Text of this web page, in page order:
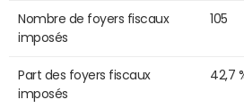
Nombre de foyers fiscaux
imposés
105
Part des foyers fiscaux
imposés
42,7